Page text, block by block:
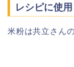
レシピに使
米粉は共立さん